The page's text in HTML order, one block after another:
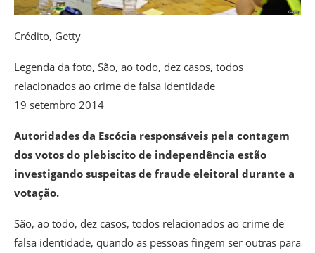
Crédito, Getty
Legenda da foto, São, ao todo, dez casos, todos
relacionados ao crime de falsa identidade
19 setembro 2014
Autoridades da Escócia responsáveis pela contagem
dos votos do plebiscito de independência estão
investigando suspeitas de fraude eleitoral durante a
votação.
São, ao todo, dez casos, todos relacionados ao crime de
falsa identidade, quando as pessoas fingem ser outras para